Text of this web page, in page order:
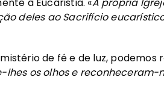
à Eucaristia. «A própria
deles ao Sacrifício
de fé e de luz, podemos
os olhos e reconheceram-